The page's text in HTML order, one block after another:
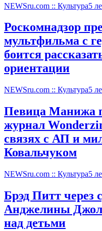
NEWSru.com :: Культура5
Роскомнадзор
мультфильма c
боится
ориентации
NEWSru.com :: Культура5
Певица Манижа
журнал
связях с АП и
Ковальчуком
NEWSru.com :: Культура5
Брэд Питт через
Анджелины
над детьми